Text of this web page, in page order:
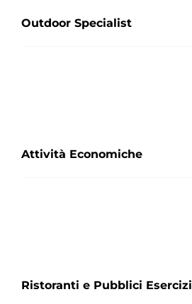
Outdoor Specialist
Attività Economiche
Ristoranti e Pubblici Esercizi